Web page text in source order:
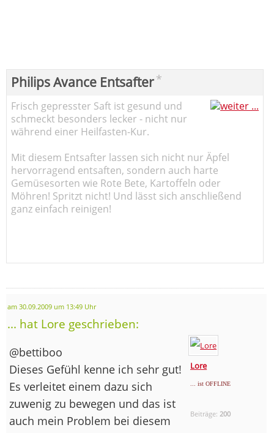
Philips Avance Entsafter*
Frisch gepresster Saft ist gesund und
schmeckt besonders lecker - nicht nur
während einer Heilfasten-Kur.
Mit diesem Entsafter lassen sich nicht nur Äpfel
hervorragend entsaften, sondern auch harte
Gemüsesorten wie Rote Bete, Kartoffeln oder
Möhren! Spritzt nicht! Und lässt sich anschließend
ganz einfach reinigen!
am 30.09.2009 um 13:49 Uhr
... hat Lore geschrieben:
Lore
... ist OFFLINE
Beiträge: 200
@bettiboo
Dieses Gefühl kenne ich sehr gut!
Es verleitet einem dazu sich
zuwenig zu bewegen und das ist
auch mein Problem bei diesem